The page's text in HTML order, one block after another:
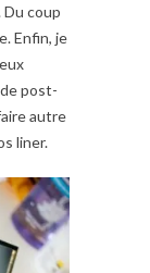
Du coup
Enfin, je
post-
autre
liner.